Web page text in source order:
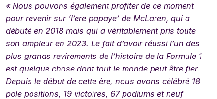
« Nous pouvons également profiter de ce moment
pour revenir sur ‘l’ère papaye’ de McLaren, qui a
débuté en 2018 mais qui a véritablement pris toute
son ampleur en 2023. Le fait d’avoir réussi l’un des
plus grands revirements de l’histoire de la Formule 1
est quelque chose dont tout le monde peut être fier.
Depuis le début de cette ère, nous avons célébré 18
pole positions, 19 victoires, 67 podiums et neuf